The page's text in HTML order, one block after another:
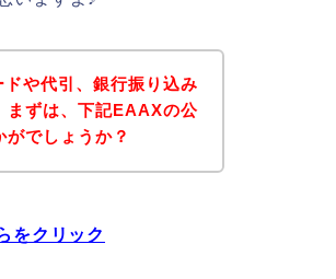
や代引、銀行振り込み
まずは、下記EAAXの公
でしょうか？
をクリック